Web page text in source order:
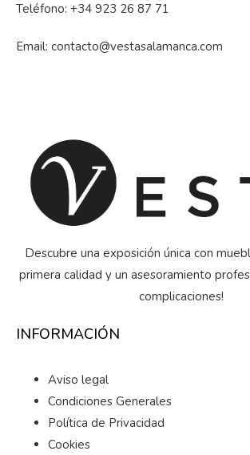
Teléfono: +34 923 26 87 71
Email: contacto@vestasalamanca.com
Descubre una exposición única con
primera calidad y un asesoramiento
complicaciones!
INFORMACIÓN
Aviso legal
Condiciones Generales
Política de Privacidad
Cookies